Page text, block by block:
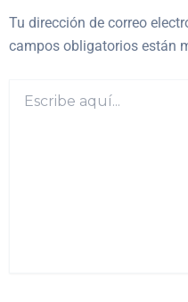
Tu dirección de correo
campos obligatorios están
aquí...